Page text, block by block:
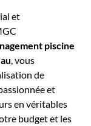
et
piscine
, vous
de
et
en véritables
budget et les